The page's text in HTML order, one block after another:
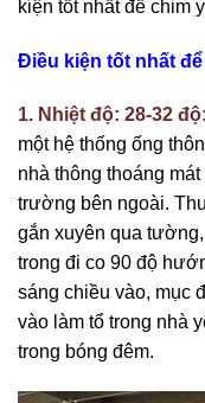
kiện tốt nhất để chim
Điều kiện tốt nhất
1. Nhiệt độ: 28-32 độ:
một hệ thống ống
nhà thông thoáng
trường bên ngoài.
gắn xuyên qua
trong đi co 90 độ
sáng chiều vào, mục
vào làm tổ trong nhà
trong bóng đêm.